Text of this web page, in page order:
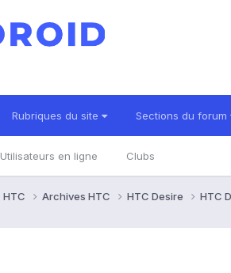
Rubriques du site Sections du forum
Utilisateurs en ligne Clubs
HTC Archives HTC HTC Desire HTC